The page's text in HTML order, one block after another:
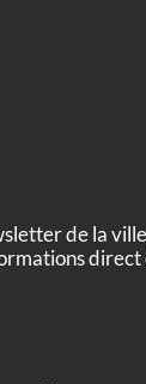
de la